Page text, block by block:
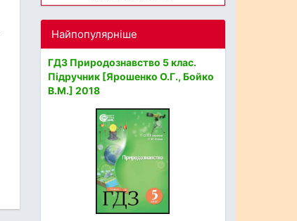
Найпопулярніше
ГДЗ Природознавство 5 клас.
Підручник [Ярошенко О.Г., Бойко
В.М.] 2018